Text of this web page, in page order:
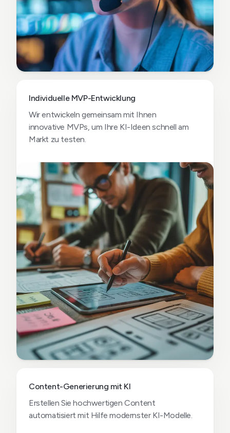
Individuelle MVP-Entwicklung
Wir entwickeln gemeinsam mit Ihnen
innovative MVPs, um Ihre KI-Ideen schnell am
Markt zu testen.
Content-Generierung mit KI
Erstellen Sie hochwertigen Content
automatisiert mit Hilfe modernster KI-Modelle.